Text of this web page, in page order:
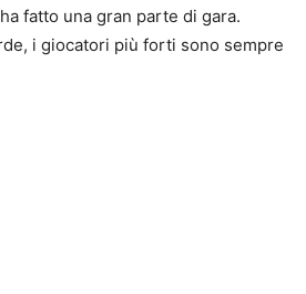
fatto una gran parte di gara.
i giocatori più forti sono sempre